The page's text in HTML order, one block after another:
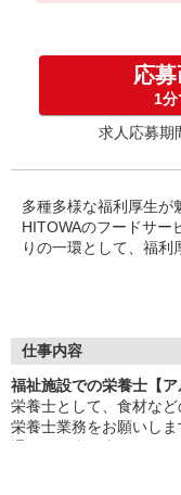
※アルバイト賞
年2回。勤続
応
1
求人応募期
多種多様な福利厚生が
HITOWAのフードサー
りの一環として、福
サービスを優待価格
仕事内容
福祉施設での栄養士【ア
栄養士として、食材な
栄養士業務をお願いし
格が必要ですが、調理